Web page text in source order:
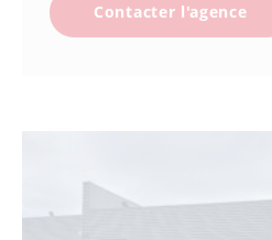
Contacter l'agence